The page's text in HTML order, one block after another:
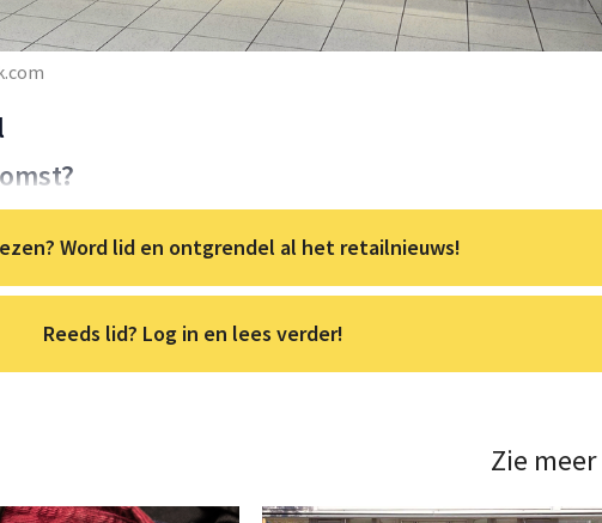
Word lid en ontgrendel al het retailnieuws!
Reeds lid? Log in en lees verder!
Zie meer